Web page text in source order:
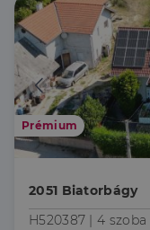
Prémium
2051 Biatorbágy
H520387 |4 szoba